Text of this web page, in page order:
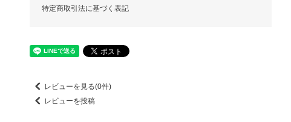
特定商取引法に基づく表記
レビューを見る(0件)
レビューを投稿